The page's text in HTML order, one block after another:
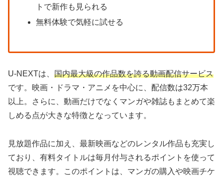
トで新作も見られる
無料体験で気軽に試せる
U-NEXTは、 国内最大級の作品数を誇る動画配信サービス
です。映画・ドラマ・アニメを中心に、配信数は32万本
以上。さらに、動画だけでなくマンガや雑誌もまとめて楽
しめる点が大きな特徴となっています。
見放題作品に加え、最新映画などのレンタル作品も充実し
ており、有料タイトルは毎月付与されるポイントを使って
視聴できます。このポイントは、マンガの購入や映画チケ